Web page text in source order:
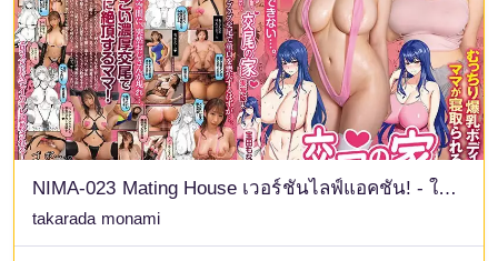
NIMA-023 Mating House เวอร์ชันไลฟ์แอคชั่น! - ในบ้านของฉันที่ซึ่งเสียงสัตว์ป่าก้องกังวาน ฉันเป็นคนเดียวเท่านั้นที่ไม่สามารถมีเซ็กส์ได้... ทาคาดะ โมนามิ
takarada monami